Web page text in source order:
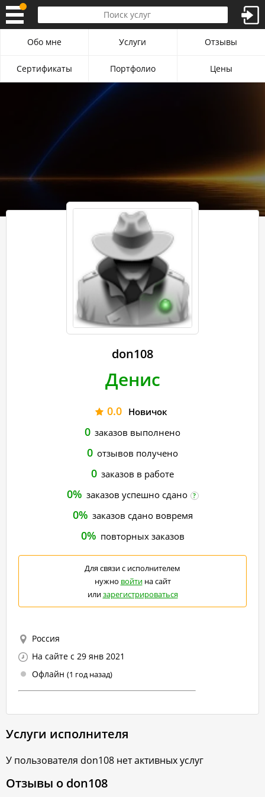
don108
Денис
0.0 Новичок
0 заказов выполнено
0 отзывов получено
0 заказов в работе
0% заказов успешно сдано ?
0% заказов сдано вовремя
0% повторных заказов
Для связи с исполнителем
нужно войтина сайт
илизарегистрироваться
Россия
На сайте с 29 янв 2021
Офлайн (1 год назад)
Обо мне Услуги Отзывы
Сертификаты Портфолио Цены
Услуги исполнителя
У пользователя don108 нет активных услуг
Отзывы о don108